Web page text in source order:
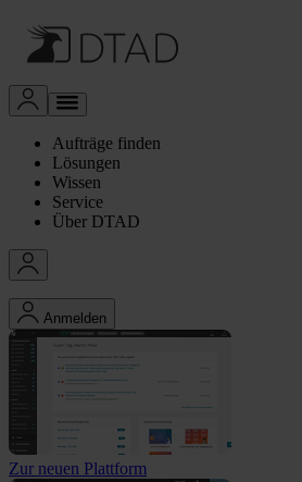
Aufträge finden
Lösungen
Wissen
Service
Über DTAD
Anmelden
Zur neuen Plattform